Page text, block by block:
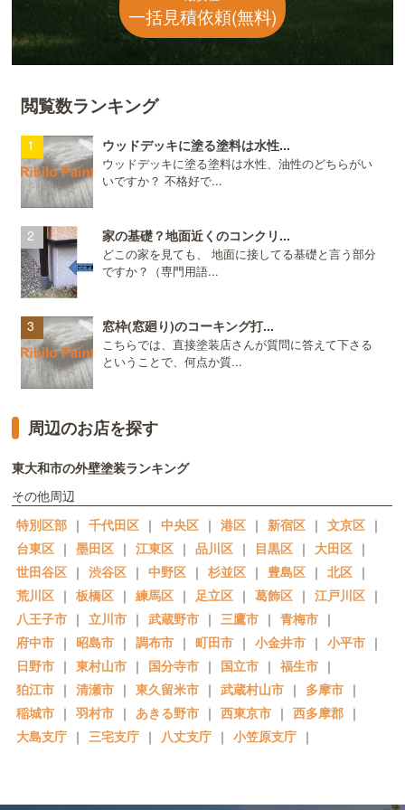
一括見積依頼(無料)
閲覧数ランキング
ウッドデッキに塗る塗料は水性...
ウッドデッキに塗る塗料は水性、油性のどちらがい
いですか？ 不格好で...
家の基礎？地面近くのコンクリ...
どこの家を見ても、 地面に接してる基礎と言う部分
ですか？（専門用語...
窓枠(窓廻り)のコーキング打...
こちらでは、直接塗装店さんが質問に答えて下さる
ということで、何点か質...
周辺のお店を探す
東大和市の外壁塗装ランキング
その他周辺
特別区部 ｜ 千代田区 ｜ 中央区 ｜ 港区 ｜ 新宿区 ｜ 文京区 ｜
台東区 ｜ 墨田区 ｜ 江東区 ｜ 品川区 ｜ 目黒区 ｜ 大田区 ｜
世田谷区 ｜ 渋谷区 ｜ 中野区 ｜ 杉並区 ｜ 豊島区 ｜ 北区 ｜
荒川区 ｜ 板橋区 ｜ 練馬区 ｜ 足立区 ｜ 葛飾区 ｜ 江戸川区 ｜
八王子市 ｜ 立川市 ｜ 武蔵野市 ｜ 三鷹市 ｜ 青梅市 ｜
府中市 ｜ 昭島市 ｜ 調布市 ｜ 町田市 ｜ 小金井市 ｜ 小平市 ｜
日野市 ｜ 東村山市 ｜ 国分寺市 ｜ 国立市 ｜ 福生市 ｜
狛江市 ｜ 清瀬市 ｜ 東久留米市 ｜ 武蔵村山市 ｜ 多摩市 ｜
稲城市 ｜ 羽村市 ｜ あきる野市 ｜ 西東京市 ｜ 西多摩郡 ｜
大島支庁 ｜ 三宅支庁 ｜ 八丈支庁 ｜ 小笠原支庁 ｜